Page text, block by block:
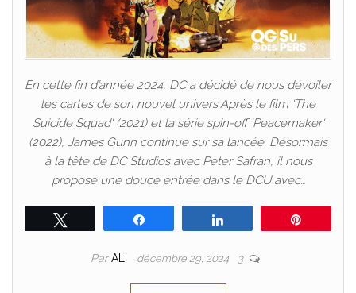
En cette fin d’année 2024, DC a décidé de nous dévoiler
les cartes de son nouvel univers.Après le film ‘The
Suicide Squad‘ (2021) et la série spin-off ‘Peacemaker‘
(2022), James Gunn continue sur sa lancée. Désormais
à la tête de DC Studios avec Peter Safran, il nous
propose une douce entrée dans le DCU avec…
ParALI décembre 29, 2024 3